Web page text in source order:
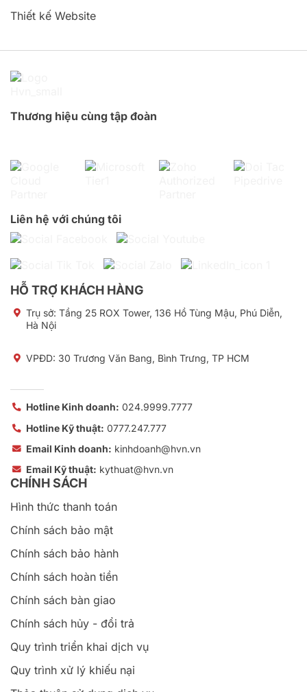
Thiết kế Website
Thương hiệu cùng tập đoàn
Liên hệ với chúng tôi
HỖ TRỢ KHÁCH HÀNG
Trụ sở: Tầng 25 ROX Tower, 136 Hồ Tùng Mậu, Phú Diễn,
Hà Nội
VPĐD: 30 Trương Văn Bang, Bình Trưng, TP HCM
Hotline Kinh doanh: 024.9999.7777
Hotline Kỹ thuật: 0777.247.777
Email Kinh doanh: kinhdoanh@hvn.vn
Email Kỹ thuật: kythuat@hvn.vn
CHÍNH SÁCH
Hình thức thanh toán
Chính sách bảo mật
Chính sách bảo hành
Chính sách hoàn tiền
Chính sách bàn giao
Chính sách hủy - đổi trả
Quy trình triển khai dịch vụ
Quy trình xử lý khiếu nại